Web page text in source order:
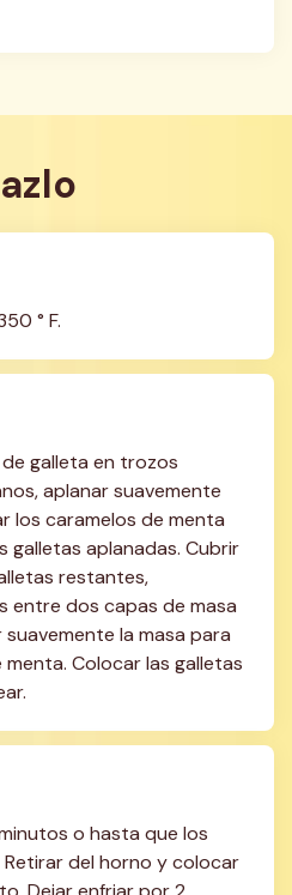
° F.
galleta en trozos
aplanar suavemente
los caramelos de menta
galletas aplanadas. Cubrir
restantes,
entre dos capas de masa
la masa para
Colocar las galletas
o hasta que los
del horno y colocar